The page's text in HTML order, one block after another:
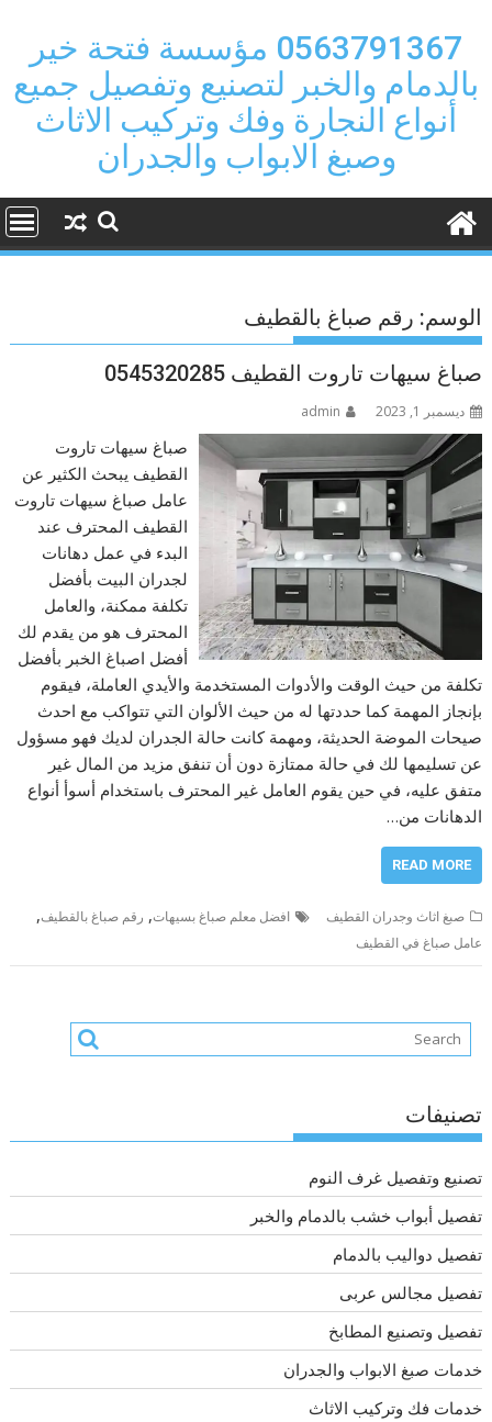
content
0563791367 مؤسسة فتحة خير
بالدمام والخبر لتصنيع وتفصيل جميع
أنواع النجارة وفك وتركيب الاثاث
وصبغ الابواب والجدران
الوسم: رقم صباغ بالقطيف
صباغ سيهات تاروت القطيف 0545320285
ديسمبر 1, 2023 admin
صباغ سيهات تاروت
القطيف يبحث الكثير عن
عامل صباغ سيهات تاروت
القطيف المحترف عند
البدء في عمل دهانات
لجدران البيت بأفضل
تكلفة ممكنة، والعامل
المحترف هو من يقدم لك
أفضل اصباغ الخبر بأفضل
تكلفة من حيث الوقت والأدوات المستخدمة والأيدي العاملة، فيقوم
بإنجاز المهمة كما حددتها له من حيث الألوان التي تتواكب مع احدث
صيحات الموضة الحديثة، ومهمة كانت حالة الجدران لديك فهو مسؤول
عن تسليمها لك في حالة ممتازة دون أن تنفق مزيد من المال غير
متفق عليه، في حين يقوم العامل غير المحترف باستخدام أسوأ أنواع
الدهانات من…
READ MORE
صبغ اثاث وجدران القطيف افضل معلم صباغ بسيهات, رقم صباغ بالقطيف,
عامل صباغ في القطيف
تصنيفات
تصنيع وتفصيل غرف النوم
تفصيل أبواب خشب بالدمام والخبر
تفصيل دواليب بالدمام
تفصيل مجالس عربى
تفصيل وتصنيع المطابخ
خدمات صبغ الابواب والجدران
خدمات فك وتركيب الاثاث